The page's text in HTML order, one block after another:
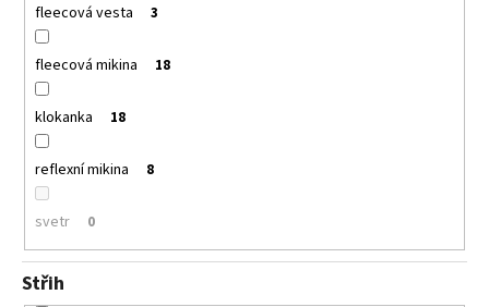
fleecová vesta 3
fleecová mikina 18
klokanka 18
reflexní mikina 8
svetr 0
Střih